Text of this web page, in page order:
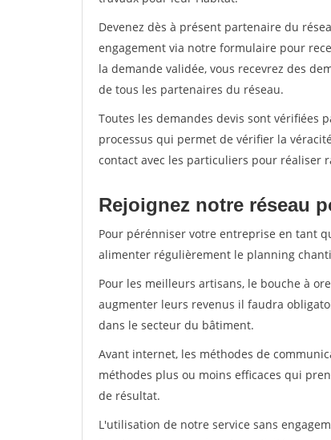
Devenez dès à présent partenaire du
engagement via notre formulaire pour
la demande validée, vous recevrez des
de tous les partenaires du réseau.
Toutes les demandes devis sont vérifiées
processus qui permet de vérifier la
contact avec les particuliers pour réaliser
Rejoignez notre réseau
Pour pérénniser votre entreprise en tant
alimenter régulièrement le planning
Pour les meilleurs artisans, le bouche à
augmenter leurs revenus il faudra
dans le secteur du bâtiment.
Avant internet, les méthodes de
méthodes plus ou moins efficaces qui
de résultat.
L'utilisation de notre service sans